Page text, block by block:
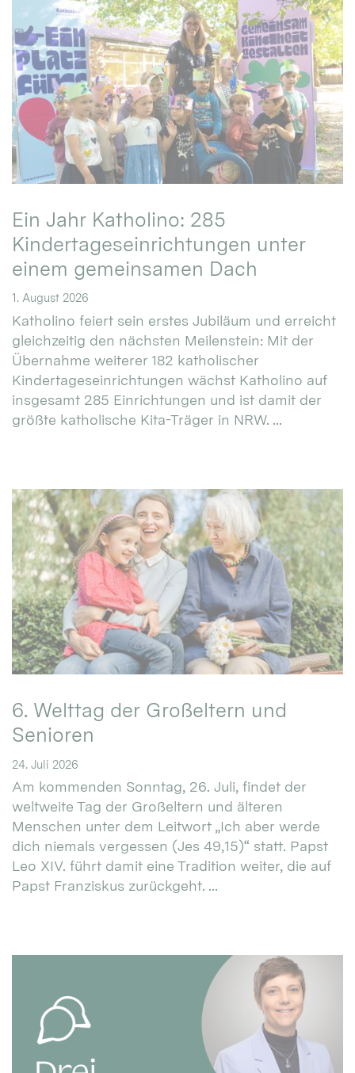
Ein Jahr Katholino: 285
Kindertageseinrichtungen unter
einem gemeinsamen Dach
1. August 2026
Katholino feiert sein erstes Jubiläum und erreicht
gleichzeitig den nächsten Meilenstein: Mit der
Übernahme weiterer 182 katholischer
Kindertageseinrichtungen wächst Katholino auf
insgesamt 285 Einrichtungen und ist damit der
größte katholische Kita-Träger in NRW. ...
6. Welttag der Großeltern und
Senioren
24. Juli 2026
Am kommenden Sonntag, 26. Juli, findet der
weltweite Tag der Großeltern und älteren
Menschen unter dem Leitwort „Ich aber werde
dich niemals vergessen (Jes 49,15)“ statt. Papst
Leo XIV. führt damit eine Tradition weiter, die auf
Papst Franziskus zurückgeht. ...